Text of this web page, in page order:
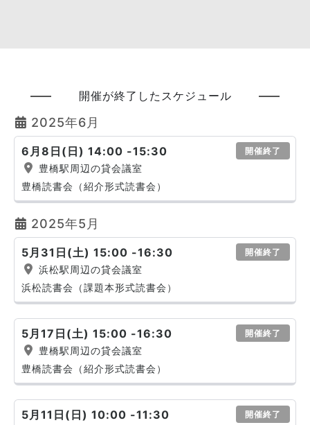
開催が終了したスケジュール
2025年6月
6月8日(日) 14:00 -15:30 開催終了
豊橋駅周辺の貸会議室
豊橋読書会（紹介形式読書会）
2025年5月
5月31日(土) 15:00 -16:30 開催終了
浜松駅周辺の貸会議室
浜松読書会（課題本形式読書会）
5月17日(土) 15:00 -16:30 開催終了
豊橋駅周辺の貸会議室
豊橋読書会（紹介形式読書会）
5月11日(日) 10:00 -11:30 開催終了